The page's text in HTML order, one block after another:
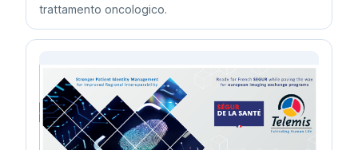
trattamento oncologico.